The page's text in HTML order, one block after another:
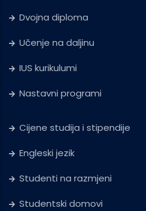
Dvojna diploma
Učenje na daljinu
IUS kurikulumi
Nastavni programi
Cijene studija i stipendije
Engleski jezik
Studenti na razmjeni
Studentski domovi